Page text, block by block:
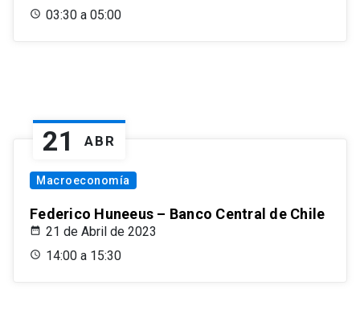
03:30 a 05:00
21 ABR
Macroeconomía
Federico Huneeus – Banco Central de Chile
21 de Abril de 2023
14:00 a 15:30